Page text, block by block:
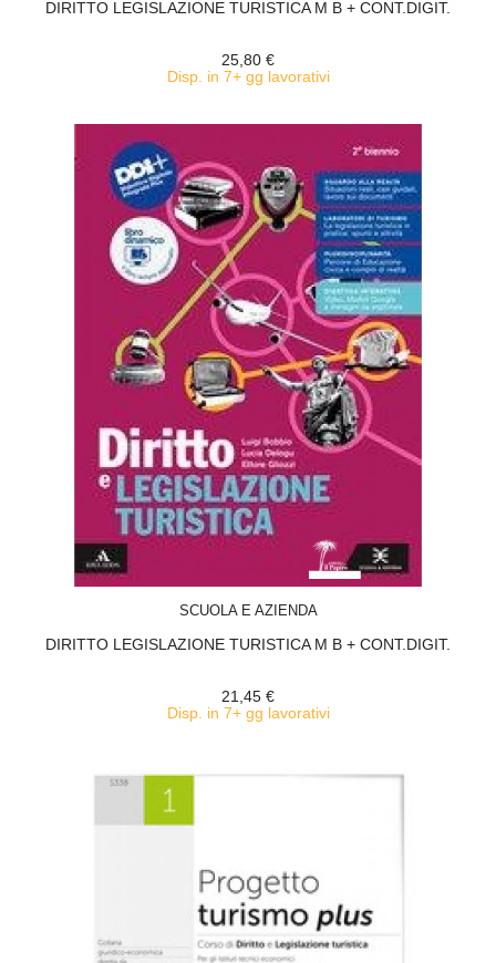
DIRITTO LEGISLAZIONE TURISTICA M B + CONT.DIGIT.
25,80 €
Disp. in 7+ gg lavorativi
SCUOLA E AZIENDA
DIRITTO LEGISLAZIONE TURISTICA M B + CONT.DIGIT.
21,45 €
Disp. in 7+ gg lavorativi